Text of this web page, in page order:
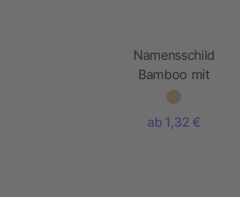
Namensschild
Bamboo mit
Magnet
ab 1,32 €